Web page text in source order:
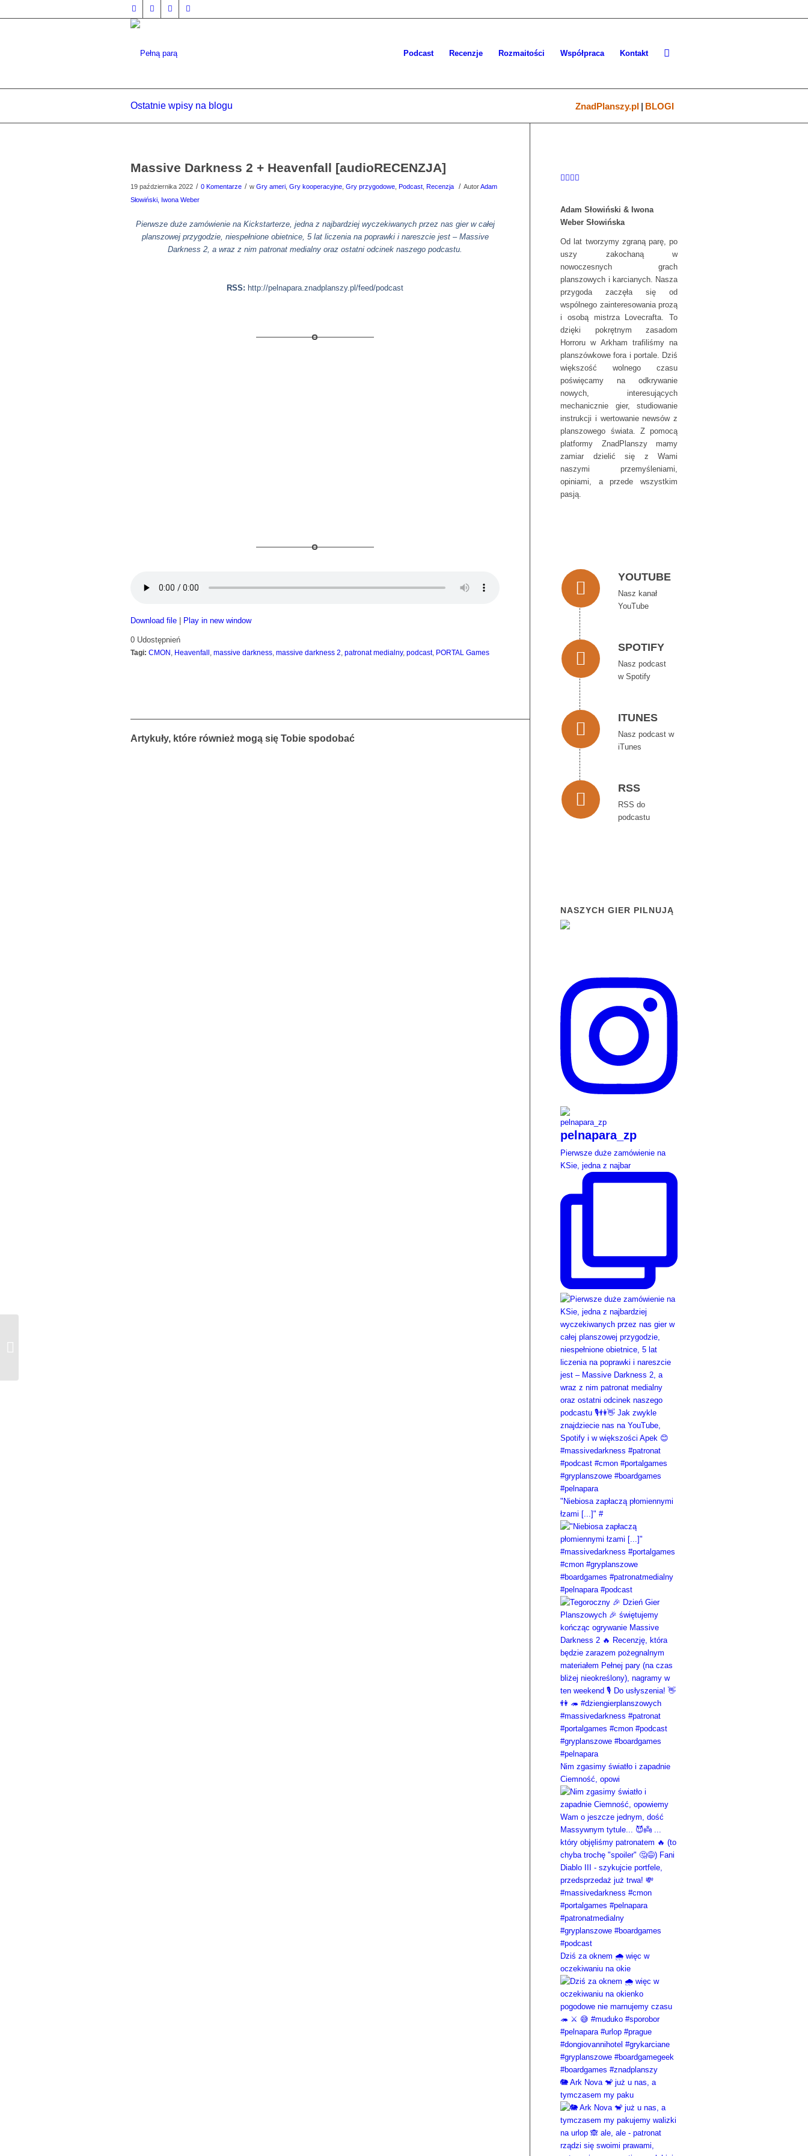
Podcast Recenzje Rozmaitości Współpraca Kontakt
Ostatnie wpisy na blogu ZnadPlanszy.pl | BLOGI
Massive Darkness 2 + Heavenfall [audioRECENZJA]
19 października 2022 / 0 Komentarze / w Gry ameri Gry kooperacyjne Gry przygodowe Podcast Recenzja / AutorAdam
Słowiński, Iwona Weber
Pierwsze duże zamówienie na Kickstarterze, jedna z najbardziej wyczekiwanych przez nas gier w całej
planszowej przygodzie, niespełnione obietnice, 5 lat liczenia na poprawki i nareszcie jest – Massive
Darkness 2, a wraz z nim patronat medialny oraz ostatni odcinek naszego podcastu.
RSS: http://pelnapara.znadplanszy.pl/feed/podcast
Download file Play in new window
0 Udostępnień
Tagi: CMON Heavenfall massive darkness massive darkness 2 patronat medialny, podcast, PORTAL Games
Artykuły, które również mogą się Tobie spodobać
Adam Słowiński & Iwona
Weber Słowińska
Od lat tworzymy zgraną parę, po
uszy zakochaną w
nowoczesnych grach
planszowych i karcianych. Nasza
przygoda zaczęła się od
wspólnego zainteresowania prozą
i osobą mistrza Lovecrafta. To
dzięki pokrętnym zasadom
Horroru w Arkham trafiliśmy na
planszówkowe fora i portale. Dziś
większość wolnego czasu
poświęcamy na odkrywanie
nowych, interesujących
mechanicznie gier, studiowanie
instrukcji i wertowanie newsów z
planszowego świata. Z pomocą
platformy ZnadPlanszy mamy
zamiar dzielić się z Wami
naszymi przemyśleniami,
opiniami, a przede wszystkim
pasją.
YOUTUBE
Nasz kanał
YouTube
SPOTIFY
Nasz podcast
w Spotify
ITUNES
Nasz podcast w
iTunes
RSS
RSS do
podcastu
NASZYCH GIER PILNUJĄ
pelnapara_zp
Pierwsze duże zamówienie na
KSie, jedna z najbar
"Niebiosa zapłaczą płomiennymi
łzami [...]" #
Nim zgasimy światło i zapadnie
Ciemność, opowi
Dziś za oknem 🌧️ więc w
oczekiwaniu na okie
🐘 Ark Nova 🐒 już u nas, a
tymczasem my paku